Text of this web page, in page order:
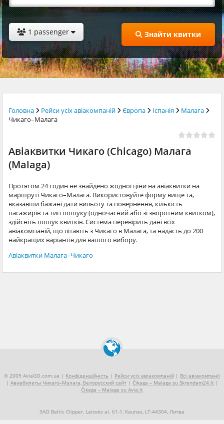
1 passenger Знайти квитки
Головна Рейси усіх авіакомпаній Європа Іспанія
Малага
Чикаго–Малага
Авіаквитки Чикаго (Chicago) Малага
(Malaga)
Протягом 24 годин не знайдено жодної ціни на авіаквитки на
маршруті Чикаго–Малага. Використовуйте форму вище та,
вказавши бажані дати вильоту та повернення, кількість
пасажирів та тип пошуку (одночасний або зі зворотним квитком),
здійсніть пошук квитків. Система перевірить дані всіх
авіакомпаній, що літають з Чикаго в Малага, та надасть до 200
найкращих варіантів для вашого вибору.
Авіаквитки Малага–Чикаго
© 2009 AviaGO.com.ua | Конфіденційність | Рейси усіх авіакомпаній | Всі авіакомпанії
| Авиабилеты Чикаго–Малага, Белорусский сайт| Čikaga – Malaga su Skrendam24.lt |
Čikaga – Malaga su Avia.lt
ЗАО Baltic Clipper, Laisvės al. 61-1, Kaunas, LT-44304, Литва